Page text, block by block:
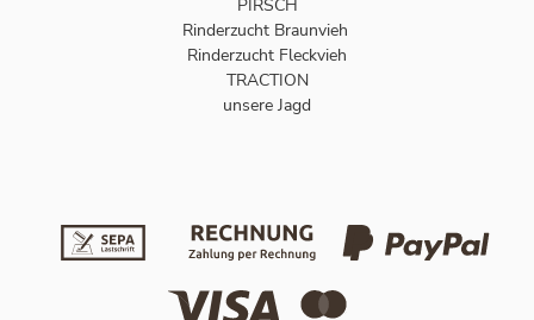
PIRSCH
Rinderzucht Braunvieh
Rinderzucht Fleckvieh
TRACTION
unsere Jagd